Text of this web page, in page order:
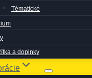
Tématické
a doplnky